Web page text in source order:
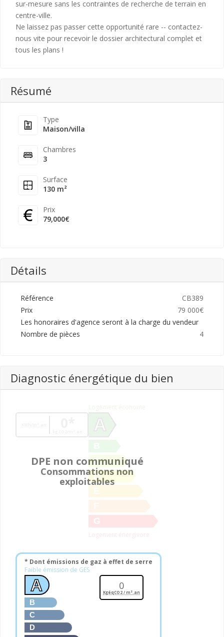
sur-mesure sans les contraintes de recherche de terrain en
centre-ville.
Ne laissez pas passer cette opportunité rare -- contactez-
nous vite pour recevoir le dossier architectural complet et
tous les plans !
Résumé
Type
Maison/villa
Chambres
3
Surface
130 m²
Prix
79,000€
Détails
Référence
CB389
Prix
79 000€
Les honoraires d'agence seront à la charge du vendeur
Nombre de pièces
4
Diagnostic énergétique du bien
A
C
D
E
G
Logement énergivore
DPE non communiqué
Consommations non
exploitables
* Dont émissions de gaz à effet de serre
Faible émission de GES
A
B
C
D
0
KgéqCO2 / m².an